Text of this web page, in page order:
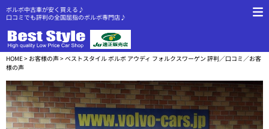
ボルボ中古車が安く買える♪
口コミでも評判の全国屈指のボルボ専門店♪
HOME> お客様の声> ベストスタイル ボルボ アウディ フォルクスワーゲン 評判／口コミ／お客
様の声